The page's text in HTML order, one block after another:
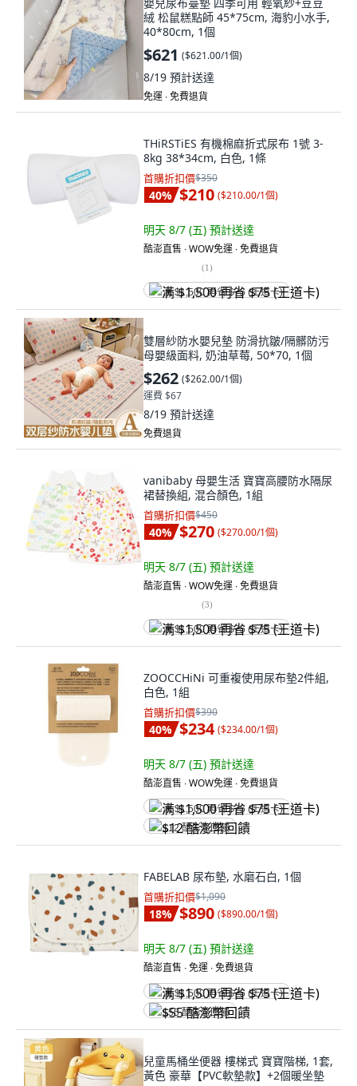
絨 松鼠糕點師 45*75cm, 海豹小水手,
40*80cm, 1個
$621 ($621.00/1個)
8/19 預計送達
免運 ∙ 免費退貨
THiRSTiES 有機棉麻折式尿布 1號 3-
8kg 38*34cm, 白色, 1條
首購折扣價$350
40% $210 ($210.00/1個)
明天 8/7 (五) 預計送達
酷澎直售 ∙ WOW免運 ∙ 免費退貨
(1)
满 $1,500 再省 $75 (王道卡)
雙層紗防水嬰兒墊 防滑抗皺/隔髒防污
母嬰級面料, 奶油草莓, 50*70, 1個
$262 ($262.00/1個)
運費 $67
8/19 預計送達
免費退貨
vanibaby 母嬰生活 寶寶高腰防水隔尿
裙替換組, 混合顏色, 1組
首購折扣價$450
40% $270 ($270.00/1個)
明天 8/7 (五) 預計送達
酷澎直售 ∙ WOW免運 ∙ 免費退貨
(3)
满 $1,500 再省 $75 (王道卡)
ZOOCCHiNi 可重複使用尿布墊2件組,
白色, 1組
首購折扣價$390
40% $234 ($234.00/1個)
明天 8/7 (五) 預計送達
酷澎直售 ∙ WOW免運 ∙ 免費退貨
满 $1,500 再省 $75 (王道卡)
$12 酷澎幣回饋
FABELAB 尿布墊, 水磨石白, 1個
首購折扣價$1,090
18% $890 ($890.00/1個)
明天 8/7 (五) 預計送達
酷澎直售 ∙ 免運 ∙ 免費退貨
满 $1,500 再省 $75 (王道卡)
$55 酷澎幣回饋
兒童馬桶坐便器 樓梯式 寶寶階梯, 1套,
黃色 豪華【PVC軟墊款】+2個暖坐墊